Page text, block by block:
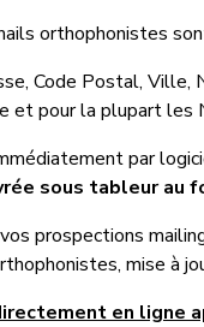
orthophonistes
Code Postal, Ville,
et pour la plupart les
par
sous tableur au
prospections
mise à
en ligne